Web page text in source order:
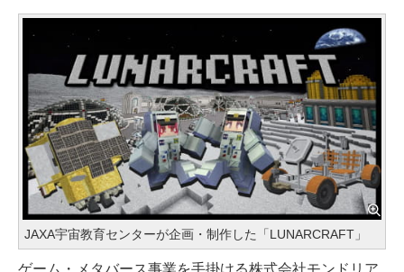
JAXA宇宙教育センターが企画・制作した「LUNARCRAFT」
ゲーム・メタバース事業を手掛ける株式会社モンドリア